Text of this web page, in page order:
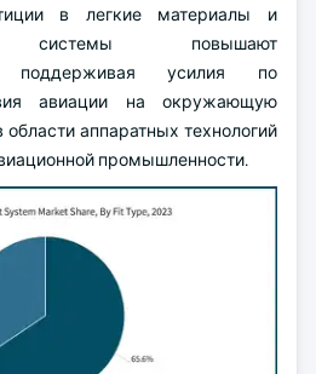
в легкие материалы и
системы повышают
поддерживая усилия по
авиации на окружающую
аппаратных технологий
промышленности.